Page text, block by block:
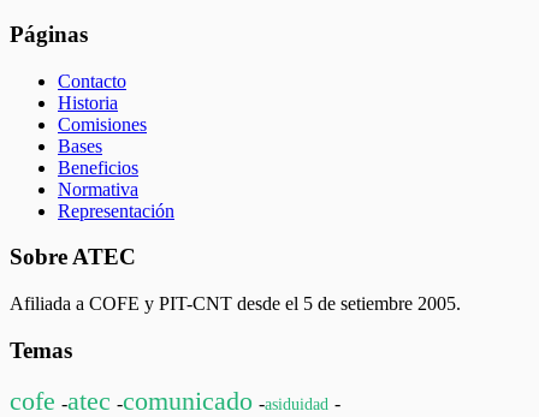
Páginas
Contacto
Historia
Comisiones
Bases
Beneficios
Normativa
Representación
Sobre ATEC
Afiliada a COFE y PIT-CNT desde el 5 de setiembre 2005.
Temas
cofe -atec -comunicado -asiduidad -